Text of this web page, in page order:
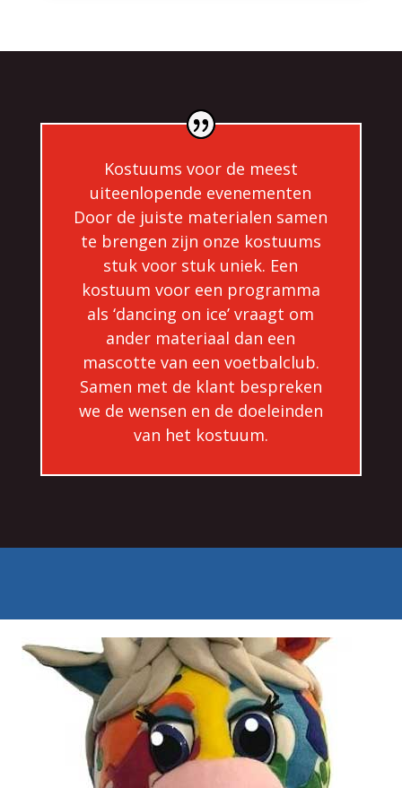
Kostuums voor de meest
uiteenlopende evenementen
Door de juiste materialen samen
te brengen zijn onze kostuums
stuk voor stuk uniek. Een
kostuum voor een programma
als ‘dancing on ice’ vraagt om
ander materiaal dan een
mascotte van een voetbalclub.
Samen met de klant bespreken
we de wensen en de doeleinden
van het kostuum.